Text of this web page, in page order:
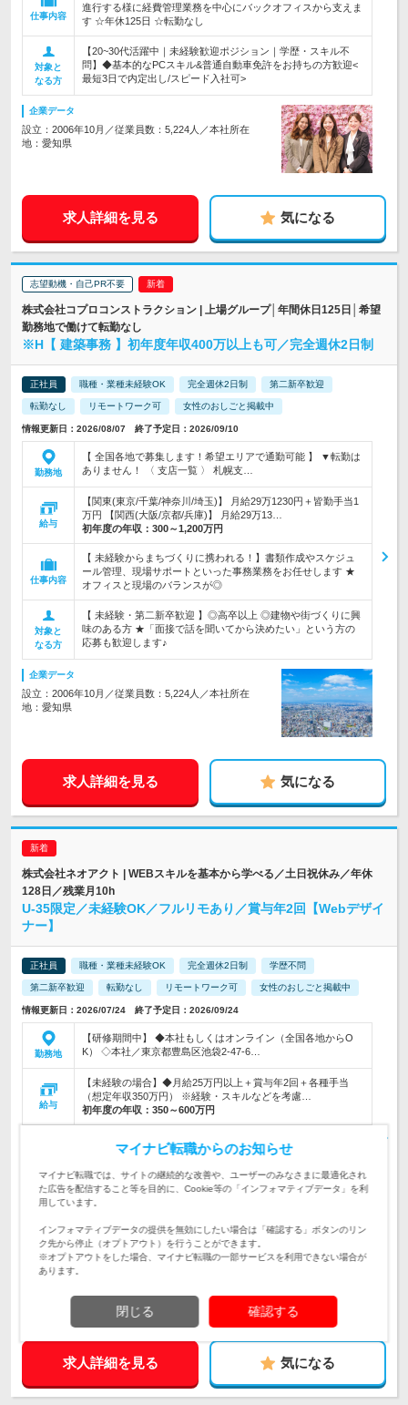
仕事内容
進行する様に経費管理業務を中心にバックオフィスから支えま
す ☆年休125日 ☆転勤なし
対象と
なる方
【20~30代活躍中｜未経験歓迎ポジション｜学歴・スキル不
問】◆基本的なPCスキル&普通自動車免許をお持ちの方歓迎<
最短3日で内定出し/スピード入社可>
企業データ
設立：2006年10月／従業員数：5,224人／本社所在
地：愛知県
求人詳細を見る 気になる
志望動機・自己PR不要
株式会社コプロコンストラクション | 上場グループ│年間休日125日│希望
勤務地で働けて転勤なし
※H【 建築事務 】初年度年収400万以上も可／完全週休2日制
正社員 職種・業種未経験OK 完全週休2日制 第二新卒歓迎
転勤なし リモートワーク可 女性のおしごと掲載中
情報更新日：2026/08/07 終了予定日：2026/09/10
勤務地
【 全国各地で募集します！希望エリアで通勤可能 】 ▼転勤は
ありません！ 〈 支店一覧 〉 札幌支…
給与
【関東(東京/千葉/神奈川/埼玉)】 月給29万1230円＋皆勤手当1
万円 【関西(大阪/京都/兵庫)】 月給29万13…
初年度の年収： 300～1,200万円
仕事内容
【 未経験からまちづくりに携われる！】書類作成やスケジュ
ール管理、現場サポートといった事務業務をお任せします ★
オフィスと現場のバランスが◎
対象と
なる方
【 未経験・第二新卒歓迎 】◎高卒以上 ◎建物や街づくりに興
味のある方 ★「面接で話を聞いてから決めたい」という方の
応募も歓迎します♪
企業データ
設立：2006年10月／従業員数：5,224人／本社所在
地：愛知県
求人詳細を見る 気になる
株式会社ネオアクト | WEBスキルを基本から学べる／土日祝休み／年休
128日／残業月10h
U-35限定／未経験OK／フルリモあり／賞与年2回【Webデザイ
ナー】
正社員 職種・業種未経験OK 完全週休2日制 学歴不問
第二新卒歓迎 転勤なし リモートワーク可 女性のおしごと掲載中
情報更新日：2026/07/24 終了予定日：2026/09/24
勤務地
【研修期間中】 ◆本社もしくはオンライン（全国各地からO
K） ◇本社／東京都豊島区池袋2-47-6…
給与
【未経験の場合】◆月給25万円以上＋賞与年2回＋各種手当
（想定年収350万円） ※経験・スキルなどを考慮…
初年度の年収： 350～600万円
ト！★研修後は様々なWebデザインを企画・制作します！★将
なる方
★先輩は全員が未経験入社！だからあなたも大丈夫！★「WEB
デザイナーになりたい！」その想いがあればOK！未経験・第
二新卒・既卒者大歓迎！
企業データ
設立：2023年9月／本社所在地：東京都
求人詳細を見る 気になる
マイナビ転職からのお知らせ
マイナビ転職では、サイトの継続的な改善や、ユーザーのみなさまに最適化され
た広告を配信すること等を目的に、Cookie等の「インフォマティブデータ」を利
用しています。
インフォマティブデータの提供を無効にしたい場合は「確認する」ボタンのリン
ク先から停止（オプトアウト）を行うことができます。
※オプトアウトをした場合、マイナビ転職の一部サービスを利用できない場合が
あります。
閉じる 確認する